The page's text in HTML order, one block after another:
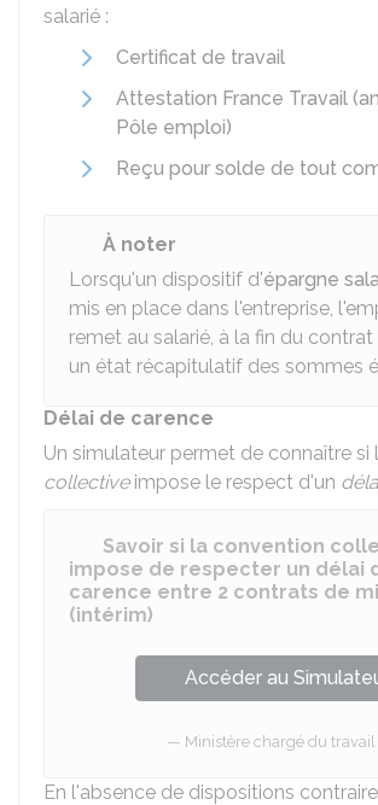
salarié :
Certificat de travail
Attestation France Travail
Pôle emploi)
Reçu pour solde de tout
À noter
Lorsqu'un dispositif d'épargne
mis en place dans l'entreprise,
remet au salarié, à la fin du contrat
un état récapitulatif des sommes
Délai de carence
Un simulateur permet de connaître si
collectiveimpose le respect d'un
Savoir si la convention
impose de respecter un délai
carence entre 2 contrats de
(intérim)
Accéder au
Ministère chargé du travail
En l'absence de dispositions